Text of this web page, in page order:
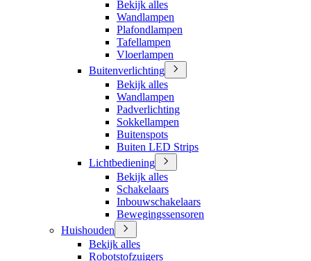
Bekijk alles
Wandlampen
Plafondlampen
Tafellampen
Vloerlampen
Buitenverlichting
Bekijk alles
Wandlampen
Padverlichting
Sokkellampen
Buitenspots
Buiten LED Strips
Lichtbediening
Bekijk alles
Schakelaars
Inbouwschakelaars
Bewegingssensoren
Huishouden
Bekijk alles
Robotstofzuigers